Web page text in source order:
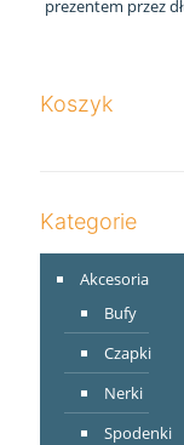
prezentem przez
Koszyk
Kategorie
Akcesoria
Bufy
Czapki
Nerki
Spodenki